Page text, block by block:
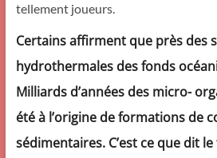
tellement joueurs.
Certains affirment que près des
hydrothermales des fonds
Milliards d’années des micro-
été à l’origine de formations de
sédimentaires. C’est ce que dit